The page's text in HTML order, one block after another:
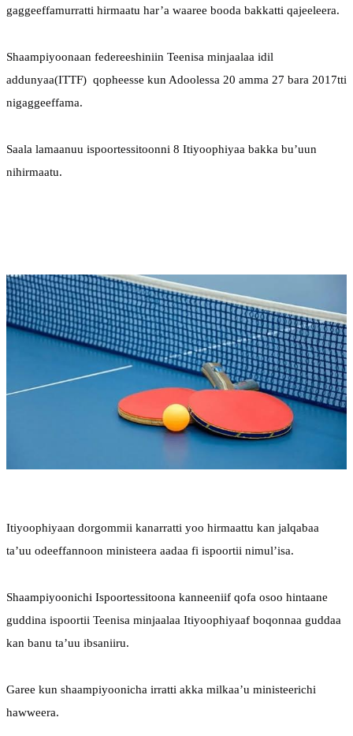
gaggeeffamurratti hirmaatu har’a waaree booda bakkatti qajeeleera.
Shaampiyoonaan federeeshiniin Teenisa minjaalaa idil
addunyaa(ITTF)  qopheesse kun Adoolessa 20 amma 27 bara 2017tti
nigaggeeffama.
Saala lamaanuu ispoortessitoonni 8 Itiyoophiyaa bakka bu’uun
nihirmaatu.
Itiyoophiyaan dorgommii kanarratti yoo hirmaattu kan jalqabaa
ta’uu odeeffannoon ministeera aadaa fi ispoortii nimul’isa.
Shaampiyoonichi Ispoortessitoona kanneeniif qofa osoo hintaane
guddina ispoortii Teenisa minjaalaa Itiyoophiyaaf boqonnaa guddaa
kan banu ta’uu ibsaniiru.
Garee kun shaampiyoonicha irratti akka milkaa’u ministeerichi
hawweera.